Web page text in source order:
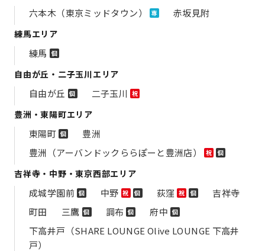
六本木（東京ミッドタウン） 専 赤坂見附
練馬エリア
練馬 個
自由が丘・二子玉川エリア
自由が丘 個 二子玉川 祝
豊洲・東陽町エリア
東陽町 個
豊洲
豊洲（アーバンドックららぽーと豊洲店）
祝 個
吉祥寺・中野・東京西部エリア
成城学園前 個 中野 祝 個 荻窪 祝 個
吉祥寺
町田
三鷹 個 調布 個 府中 個
下高井戸（SHARE LOUNGE Olive LOUNGE 下高井
戸）